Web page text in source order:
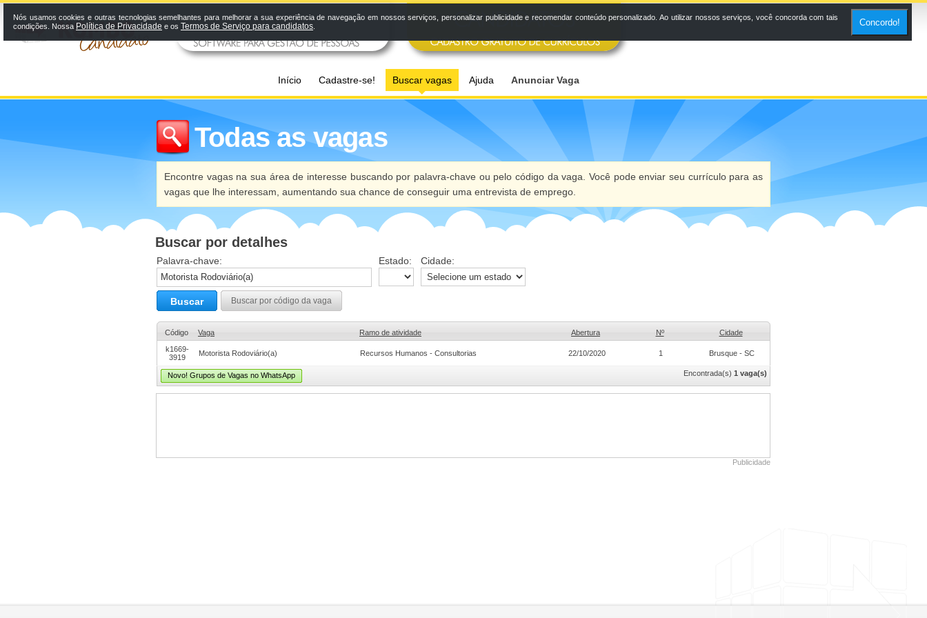
Início Cadastre-se! Buscar vagas Ajuda Anunciar Vaga
Todas as vagas
Encontre vagas na sua área de interesse buscando por palavra-chave ou pelo código da vaga. Você pode enviar seu currículo para as
vagas que lhe interessam, aumentando sua chance de conseguir uma entrevista de emprego.
Buscar por detalhes
Palavra-chave: Estado: Cidade:
Buscar Buscar por código da vaga
Código Vaga Ramo de atividade Abertura Nº
Cidade
k1669-
3919
Motorista Rodoviário(a) Recursos Humanos - Consultorias 22/10/2020 1 Brusque - SC
Novo! Grupos de Vagas no WhatsApp Encontrada(s) 1 vaga(s)
Publicidade
Nós usamos cookies e outras tecnologias semelhantes para melhorar a sua experiência de navegação em nossos serviços, personalizar publicidade e recomendar conteúdo personalizado. Ao utilizar nossos serviços, você concorda com tais
condições. Nossa Política de Privacidade e os Termos de Serviço para candidatos Concordo!